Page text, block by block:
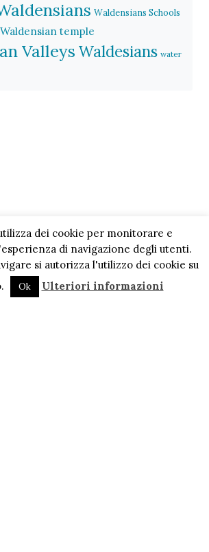
Waldensians Schools
Waldensian temple
Valleys Waldesians water
dei cookie per monitorare e
di navigazione degli utenti.
si autorizza l'utilizzo dei cookie su
Ok Ulteriori informazioni